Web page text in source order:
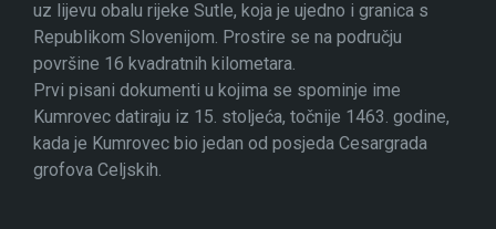
uz lijevu obalu rijeke Sutle, koja je ujedno i granica s
Republikom Slovenijom. Prostire se na području
površine 16 kvadratnih kilometara.
Prvi pisani dokumenti u kojima se spominje ime
Kumrovec datiraju iz 15. stoljeća, točnije 1463. godine,
kada je Kumrovec bio jedan od posjeda Cesargrada
grofova Celjskih.